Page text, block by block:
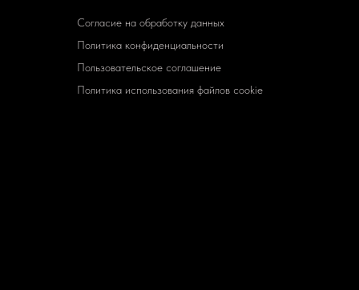
Согласие на обработку данных
Политика конфиденциальности
Пользовательское соглашение
Политика использования файлов cookie